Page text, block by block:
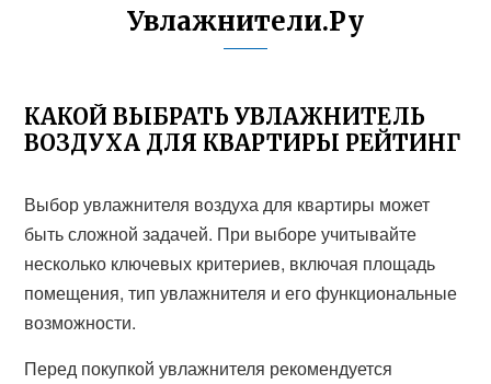
Увлажнители.Ру
КАКОЙ ВЫБРАТЬ УВЛАЖНИТЕЛЬ
ВОЗДУХА ДЛЯ КВАРТИРЫ РЕЙТИНГ
Выбор увлажнителя воздуха для квартиры может
быть сложной задачей. При выборе учитывайте
несколько ключевых критериев, включая площадь
помещения, тип увлажнителя и его функциональные
возможности.
Перед покупкой увлажнителя рекомендуется